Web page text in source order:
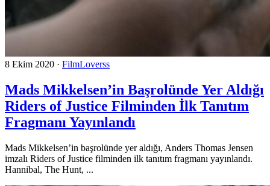
8 Ekim 2020 · FilmLoverss
Mads Mikkelsen’in Başrolünde Yer Aldığı
Riders of Justice Filminden İlk Tanıtım
Fragmanı Yayınlandı
Mads Mikkelsen’in başrolünde yer aldığı, Anders Thomas Jensen
imzalı Riders of Justice filminden ilk tanıtım fragmanı yayınlandı.
Hannibal, The Hunt, ...